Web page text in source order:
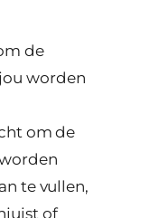
de
worden
om de
te vullen,
of